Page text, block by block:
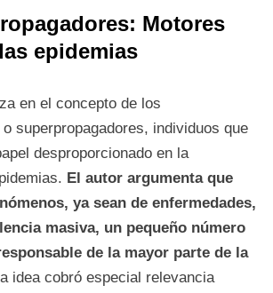
Motores
epidemias
en el concepto de los
o superpropagadores, individuos que
desproporcionado en la
El autor argumenta que
ya sean de enfermedades,
masiva, un pequeño número
de la mayor parte de la
idea cobró especial relevancia